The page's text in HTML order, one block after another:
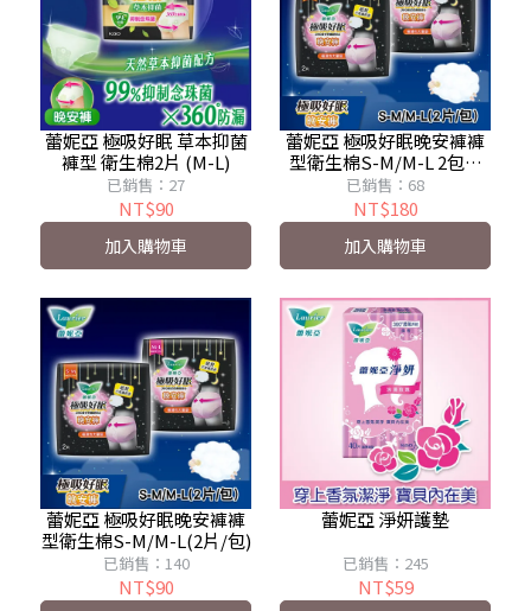
蕾妮亞 極吸好眠 草本抑菌
褲型 衛生棉2片 (M-L)
已銷售：27
NT$90
加入購物車
蕾妮亞 極吸好眠晚安褲褲
型衛生棉S-M/M-L 2包組
(2片/包)
已銷售：68
NT$180
加入購物車
蕾妮亞 極吸好眠晚安褲褲
型衛生棉S-M/M-L(2片/包)
已銷售：140
NT$90
蕾妮亞 淨妍護墊
已銷售：245
NT$59